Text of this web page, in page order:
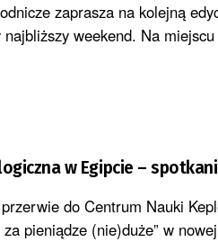
zaprasza na kolejną
weekend. Na
w Egipcie –
do Centrum Nauki
pieniądze (nie)duże” w